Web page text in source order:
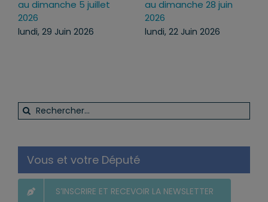
au dimanche 28 juin
lundi, 22 Juin 2026
juillet au dimanche
lundi, 13 Juil 2026
Rechercher:
Vous et votre Député
S’INSCRIRE ET RECEVOIR LA NEWSLETTER